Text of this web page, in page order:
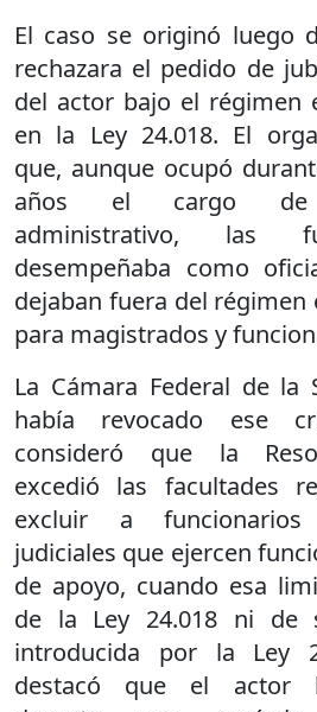
El caso se originó luego
rechazara el pedido de
del actor bajo el régimen
en la Ley 24.018. El
que, aunque ocupó
años el cargo de
administrativo, las
desempeñaba como
dejaban fuera del régimen
para magistrados y
La Cámara Federal de la
había revocado ese
consideró que la
excedió las facultades
excluir a
judiciales que ejercen
de apoyo, cuando esa
de la Ley 24.018 ni de
introducida por la Ley
destacó que el actor